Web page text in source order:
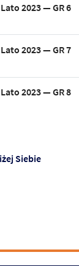
2023 — GR 6
2023 — GR 7
2023 — GR 8
Siebie